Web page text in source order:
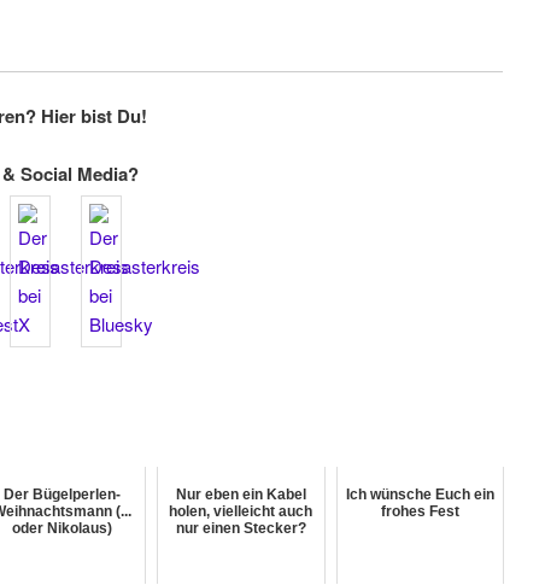
Hier bist Du!
Social Media?
Der Bügelperlen-
(...
oder Nikolaus)
Nur eben ein Kabel
holen, vielleicht auch
nur einen Stecker?
Ich wünsche Euch ein
frohes Fest